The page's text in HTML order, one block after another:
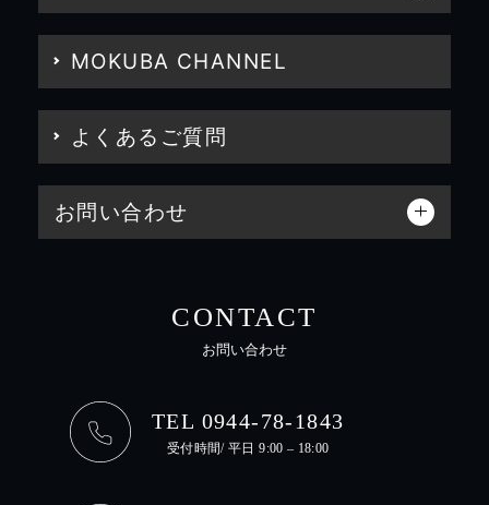
MOKUBA CHANNEL
よくあるご質問
お問い合わせ
CONTACT
お問い合わせ
TEL 0944-78-1843
受付時間/ 平日 9:00 – 18:00